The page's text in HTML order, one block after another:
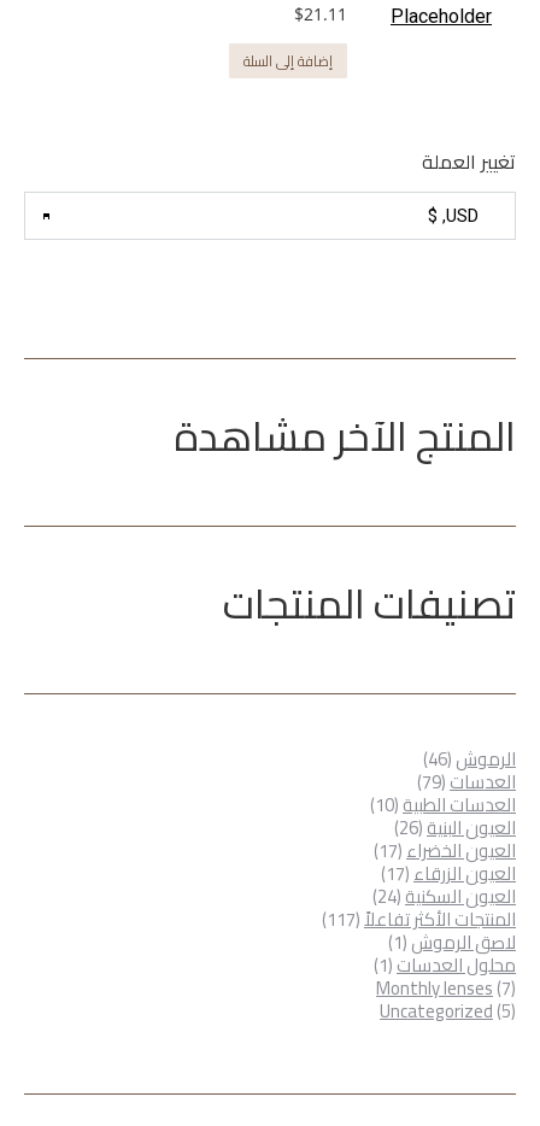
$21.11
إضافة إلى السلة
تغيير العملة
المنتج الآخر مشاهدة
تصنيفات المنتجات
الرموش 46
46
منتج العدسات 79
79
منتج
العدسات الطبية 10
10
العيون البنية 26
26
منتجالعيون الخضراء 17
17
العيون الزرقاء 17
17
منتج العيون السكنية 24
24
منتجالمنتجات الأكثر تفاعلاً 117
117
لاصق الرموش 1
1
منتجمحلول العدسات 1
1
منتجMonthly lenses 7
7
منتجات
Uncategorized 5
5